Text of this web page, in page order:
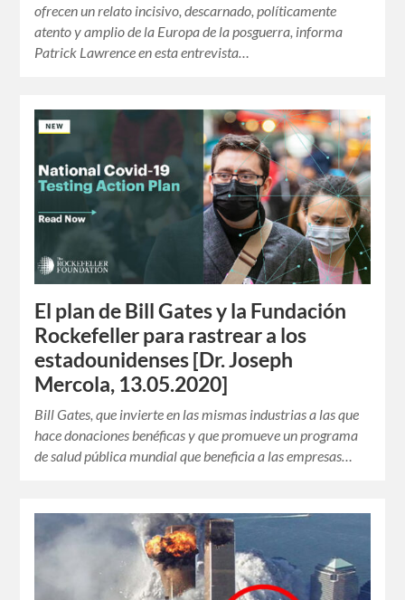
ofrecen un relato incisivo, descarnado, políticamente
atento y amplio de la Europa de la posguerra, informa
Patrick Lawrence en esta entrevista…
El plan de Bill Gates y la Fundación
Rockefeller para rastrear a los
estadounidenses [Dr. Joseph
Mercola, 13.05.2020]
Bill Gates, que invierte en las mismas industrias a las que
hace donaciones benéficas y que promueve un programa
de salud pública mundial que beneficia a las empresas…